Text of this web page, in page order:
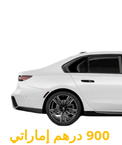
900 درهم إماراتي